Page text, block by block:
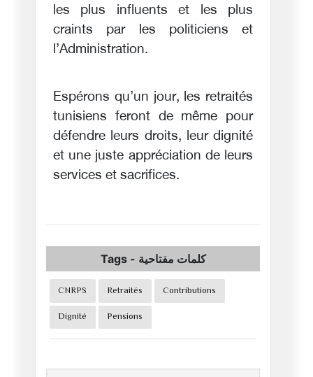
les plus influents et les plus
craints par les politiciens et
l’Administration.
Espérons qu’un jour, les retraités
tunisiens feront de même pour
défendre leurs droits, leur dignité
et une juste appréciation de leurs
services et sacrifices.
Tags- كلمات مفتاحية
CNRPS Retraités
Contributions
Dignité
Pensions